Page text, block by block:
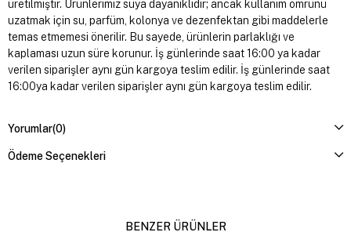
üretilmiştir. Ürünlerimiz suya dayanıklıdır; ancak kullanım ömrünü
uzatmak için su, parfüm, kolonya ve dezenfektan gibi maddelerle
temas etmemesi önerilir. Bu sayede, ürünlerin parlaklığı ve
kaplaması uzun süre korunur. İş günlerinde saat 16:00 ya kadar
verilen siparişler aynı gün kargoya teslim edilir. İş günlerinde saat
16:00ya kadar verilen siparişler aynı gün kargoya teslim edilir.
Yorumlar(0)
Ödeme Seçenekleri
BENZER ÜRÜNLER